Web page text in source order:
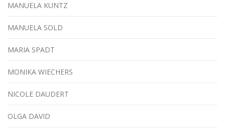
MANUELA KUNTZ
MANUELA SOLD
MARIA SPADT
MONIKA WIECHERS
NICOLE DAUDERT
OLGA DAVID